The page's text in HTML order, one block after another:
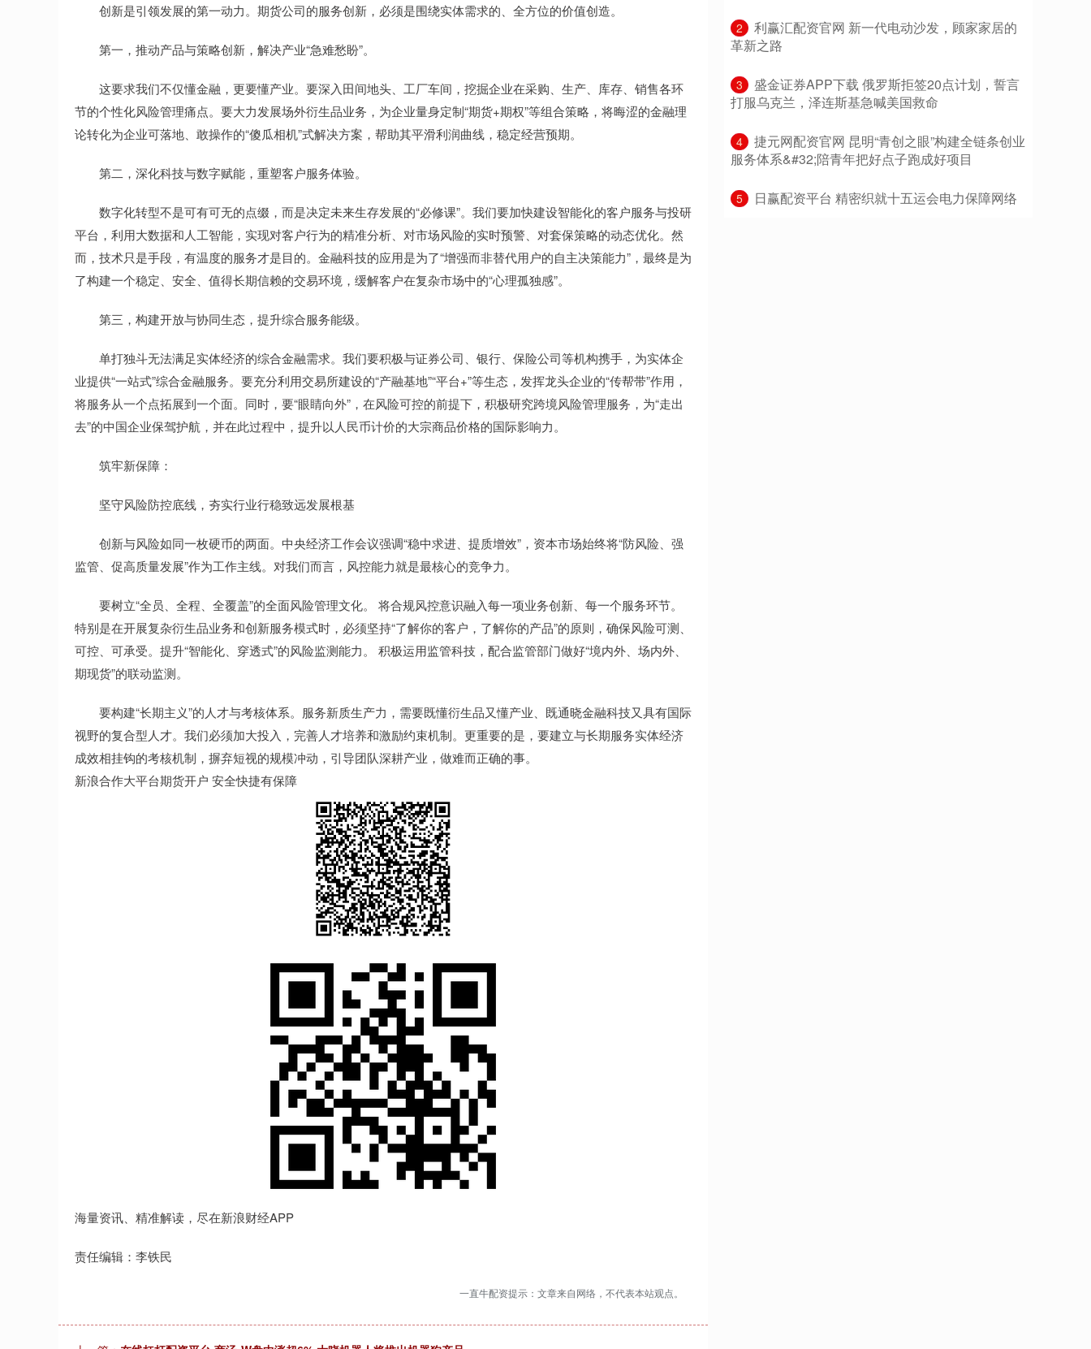
创新是引领发展的第一动力。期货公司的服务创新，必须是围绕实体需求的、全方位的价值创造。
第一，推动产品与策略创新，解决产业“急难愁盼”。
这要求我们不仅懂金融，更要懂产业。要深入田间地头、工厂车间，挖掘企业在采购、生产、库存、销售各环
节的个性化风险管理痛点。要大力发展场外衍生品业务，为企业量身定制“期货+期权”等组合策略，将晦涩的金融理
论转化为企业可落地、敢操作的“傻瓜相机”式解决方案，帮助其平滑利润曲线，稳定经营预期。
第二，深化科技与数字赋能，重塑客户服务体验。
数字化转型不是可有可无的点缀，而是决定未来生存发展的“必修课”。我们要加快建设智能化的客户服务与投研
平台，利用大数据和人工智能，实现对客户行为的精准分析、对市场风险的实时预警、对套保策略的动态优化。然
而，技术只是手段，有温度的服务才是目的。金融科技的应用是为了“增强而非替代用户的自主决策能力”，最终是为
了构建一个稳定、安全、值得长期信赖的交易环境，缓解客户在复杂市场中的“心理孤独感”。
第三，构建开放与协同生态，提升综合服务能级。
单打独斗无法满足实体经济的综合金融需求。我们要积极与证券公司、银行、保险公司等机构携手，为实体企
业提供“一站式”综合金融服务。要充分利用交易所建设的“产融基地”“平台+”等生态，发挥龙头企业的“传帮带”作用，
将服务从一个点拓展到一个面。同时，要“眼睛向外”，在风险可控的前提下，积极研究跨境风险管理服务，为“走出
去”的中国企业保驾护航，并在此过程中，提升以人民币计价的大宗商品价格的国际影响力。
筑牢新保障：
坚守风险防控底线，夯实行业行稳致远发展根基
创新与风险如同一枚硬币的两面。中央经济工作会议强调“稳中求进、提质增效”，资本市场始终将“防风险、强
监管、促高质量发展”作为工作主线。对我们而言，风控能力就是最核心的竞争力。
要树立“全员、全程、全覆盖”的全面风险管理文化。 将合规风控意识融入每一项业务创新、每一个服务环节。
特别是在开展复杂衍生品业务和创新服务模式时，必须坚持“了解你的客户，了解你的产品”的原则，确保风险可测、
可控、可承受。提升“智能化、穿透式”的风险监测能力。 积极运用监管科技，配合监管部门做好“境内外、场内外、
期现货”的联动监测。
要构建“长期主义”的人才与考核体系。服务新质生产力，需要既懂衍生品又懂产业、既通晓金融科技又具有国际
视野的复合型人才。我们必须加大投入，完善人才培养和激励约束机制。更重要的是，要建立与长期服务实体经济
成效相挂钩的考核机制，摒弃短视的规模冲动，引导团队深耕产业，做难而正确的事。
新浪合作大平台期货开户 安全快捷有保障
海量资讯、精准解读，尽在新浪财经APP
责任编辑：李铁民
一直牛配资提示：文章来自网络，不代表本站观点。
2
​利赢汇配资官网 新一代电动沙发，顾家家居的
革新之路
3
​盛金证券APP下载 俄罗斯拒签20点计划，誓言
打服乌克兰，泽连斯基急喊美国救命
4
​捷元网配资官网 昆明“青创之眼”构建全链条创业
服务体系&#32;陪青年把好点子跑成好项目
5 ​日赢配资平台 精密织就十五运会电力保障网络